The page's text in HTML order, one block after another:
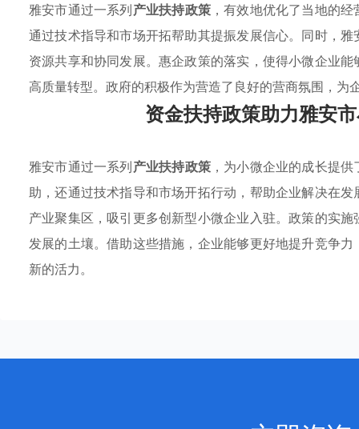
雅安市通过一系列产业扶持政策，有效地优化了当地的
通过技术指导和市场开拓帮助其提振发展信心。同时，雅
资源共享和协同发展。惠企政策的落实，使得小微企业
高质量转型。政府的积极作为营造了良好的营商氛围，为
资金扶持政策助力雅安
雅安市通过一系列产业扶持政策，为小微企业的成长提
助，还通过技术指导和市场开拓行动，帮助企业解决在
产业聚集区，吸引更多创新型小微企业入驻。政策的实
发展的土壤。借助这些措施，企业能够更好地提升竞争
新的活力。